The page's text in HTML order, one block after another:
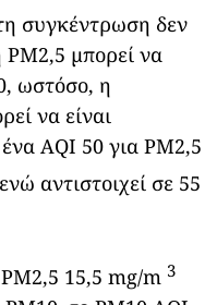
συγκέντρωση δεν
μπορεί να
ωστόσο, η
να είναι
AQI 50 για PM2,5
αντιστοιχεί σε 55
15,5 mg/m 3